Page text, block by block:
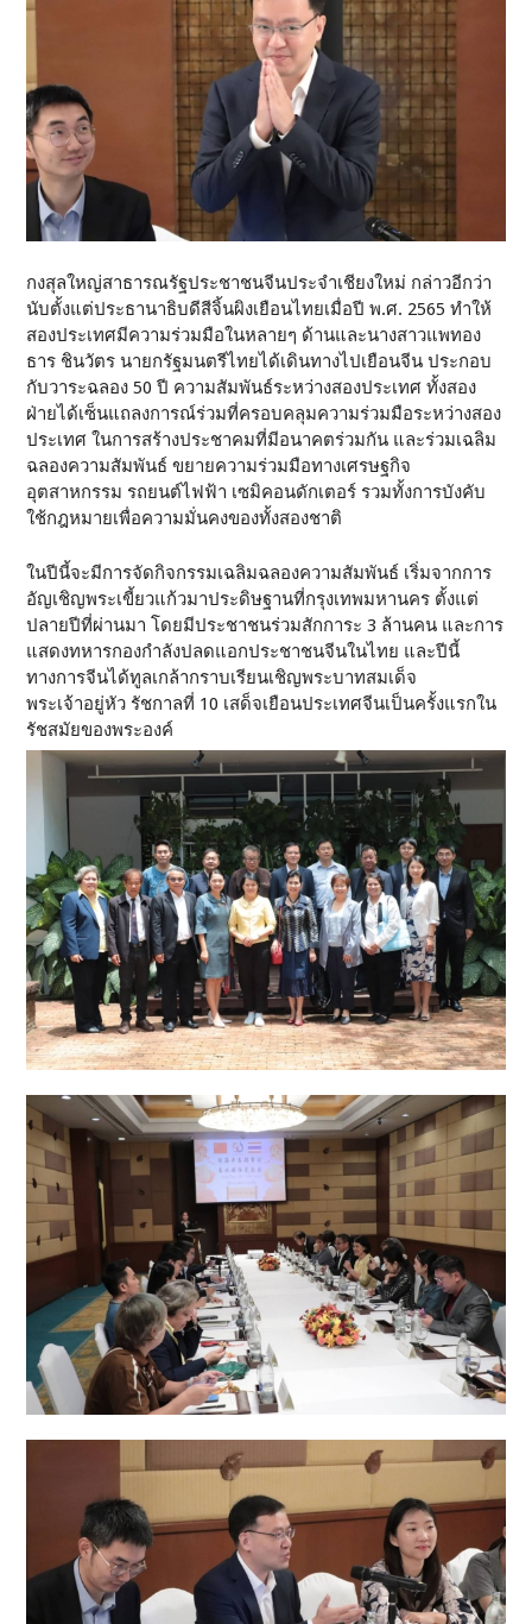
กงสุลใหญ่สาธารณรัฐประชาชนจีนประจำเชียงใหม่ กล่าวอีกว่า
นับตั้งแต่ประธานาธิบดีสีจิ้นผิงเยือนไทยเมื่อปี พ.ศ. 2565 ทำให้
สองประเทศมีความร่วมมือในหลายๆ ด้านและนางสาวแพทอง
ธาร ชินวัตร นายกรัฐมนตรีไทยได้เดินทางไปเยือนจีน ประกอบ
กับวาระฉลอง 50 ปี ความสัมพันธ์ระหว่างสองประเทศ ทั้งสอง
ฝ่ายได้เซ็นแถลงการณ์ร่วมที่ครอบคลุมความร่วมมือระหว่างสอง
ประเทศ ในการสร้างประชาคมที่มีอนาคตร่วมกัน และร่วมเฉลิม
ฉลองความสัมพันธ์ ขยายความร่วมมือทางเศรษฐกิจ
อุตสาหกรรม รถยนต์ไฟฟ้า เซมิคอนดักเตอร์ รวมทั้งการบังคับ
ใช้กฎหมายเพื่อความมั่นคงของทั้งสองชาติ
ในปีนี้จะมีการจัดกิจกรรมเฉลิมฉลองความสัมพันธ์ เริ่มจากการ
อัญเชิญพระเขี้ยวแก้วมาประดิษฐานที่กรุงเทพมหานคร ตั้งแต่
ปลายปีที่ผ่านมา โดยมีประชาชนร่วมสักการะ 3 ล้านคน และการ
แสดงทหารกองกำลังปลดแอกประชาชนจีนในไทย และปีนี้
ทางการจีนได้ทูลเกล้ากราบเรียนเชิญพระบาทสมเด็จ
พระเจ้าอยู่หัว รัชกาลที่ 10 เสด็จเยือนประเทศจีนเป็นครั้งแรกใน
รัชสมัยของพระองค์